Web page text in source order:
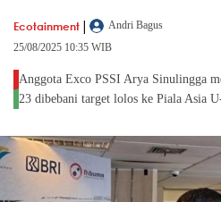
Ecotainment |
Andri Bagus
25/08/2025 10:35 WIB
Anggota Exco PSSI Arya Sinulingga
23 dibebani target lolos ke Piala Asia